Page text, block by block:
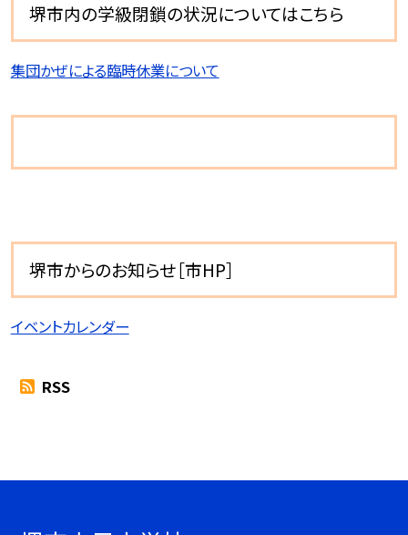
堺市内の学級閉鎖の状況についてはこちら
集団かぜによる臨時休業について
堺市からのお知らせ［市HP］
イベントカレンダー
RSS